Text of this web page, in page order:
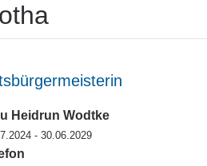
Heidrun Wodtke
- 30.06.2029